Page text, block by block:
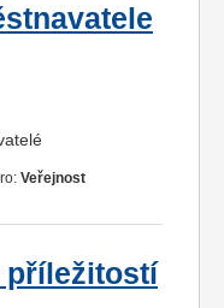
Veřejnost
příležitostí